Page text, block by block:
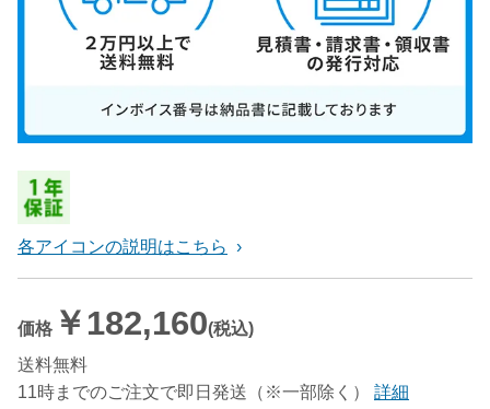
各アイコンの説明はこちら
価格 ￥182,160(税込)
送料無料
11時までのご注文で即日発送（※一部除く）
詳細